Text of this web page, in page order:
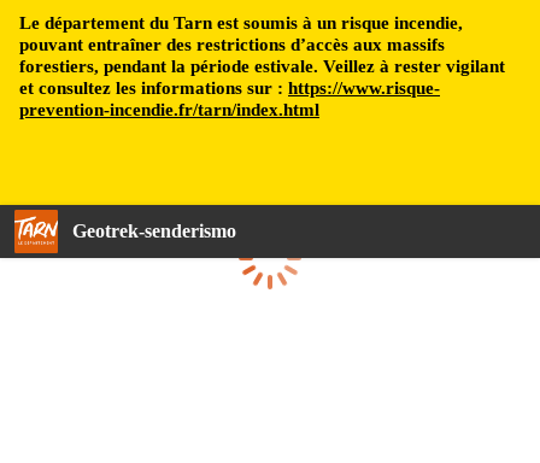
Le département du Tarn est soumis à un risque incendie,
pouvant entraîner des restrictions d’accès aux massifs
forestiers, pendant la période estivale. Veillez à rester vigilant
et consultez les informations sur : https://www.risque-
prevention-incendie.fr/tarn/index.html
Geotrek-senderismo
Cargando